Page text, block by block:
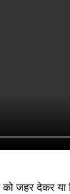
जहर देकर